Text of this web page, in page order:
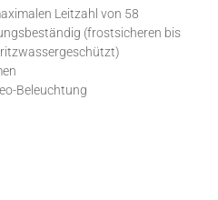
Leitzahl von 58
(frostsicheren bis
Beleuchtung